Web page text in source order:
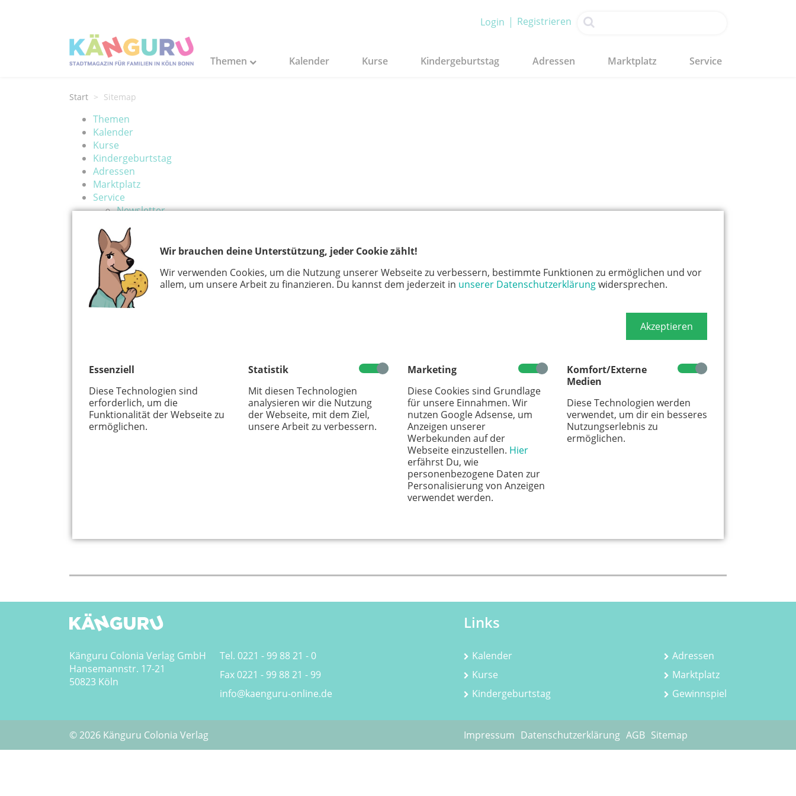
Wir brauchen deine Unterstützung, jeder Cookie zählt!
Wir verwenden Cookies, um die Nutzung unserer Webseite zu verbessern, bestimmte Funktionen zu ermöglichen und vor
allem, um unsere Arbeit zu finanzieren. Du kannst dem jederzeit in unserer Datenschutzerklärungwidersprechen.
Akzeptieren
Essenziell
Diese Technologien sind
erforderlich, um die
Funktionalität der Webseite zu
ermöglichen.
Statistik
Mit diesen Technologien
analysieren wir die Nutzung
der Webseite, mit dem Ziel,
unsere Arbeit zu verbessern.
Marketing
Diese Cookies sind Grundlage
für unsere Einnahmen. Wir
nutzen Google Adsense, um
Anzeigen unserer
Werbekunden auf der
Webseite einzustellen. Hier
erfährst Du, wie
personenbezogene Daten zur
Personalisierung von Anzeigen
verwendet werden.
Komfort/Externe
Medien
Diese Technologien werden
verwendet, um dir ein besseres
Nutzungserlebnis zu
ermöglichen.
Login Registrieren
Themen Kalender Kurse Kindergeburtstag Adressen Marktplatz Service
Start Sitemap
Themen
Kalender
Kurse
Kindergeburtstag
Adressen
Marktplatz
Service
Newsletter
KÄNGURU Baby
Gesunde Familie
Familie und Trauer
Kontakt
Kinderstadtplan
Känguru Messen
FeriencampMesse
PÄNG
Känguru Colonia Verlag GmbH
Hansemannstr. 17-21
50823 Köln
Tel. 0221 - 99 88 21 - 0
Fax 0221 - 99 88 21 - 99
info@kaenguru-online.de
Links
Kalender
Kurse
Kindergeburtstag
Adressen
Marktplatz
Gewinnspiel
© 2026 Känguru Colonia Verlag Impressum Datenschutzerklärung AGB Sitemap